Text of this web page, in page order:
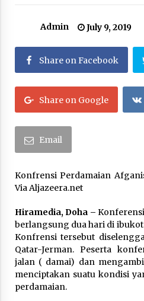
Hari Keempat
April 25, 2026
Bapenda
Gelar
April 23, 2026
Kekuatan
April 22, 2026
Laporan
antara
saja Skenario
Admin July 9, 2019
Share on Facebook
Share on Google
Email
Konfrensi Perdamaian
Via Aljazeera.net
Hiramedia, Doha –
berlangsung dua hari di
Konfrensi tersebut
Qatar-Jerman. Peserta
jalan ( damai) dan
menciptakan suatu kondisi
perdamaian.